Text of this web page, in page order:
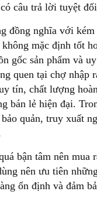
câu trả lời tuyệt
đồng nghĩa với
mặc định tốt
gốc sản phẩm và
quen tại chợ nhập
tín, chất lượng
bán lẻ hiện đại.
quản, truy xuất
bận tâm nên mua
nên ưu tiên
ổn định và đảm